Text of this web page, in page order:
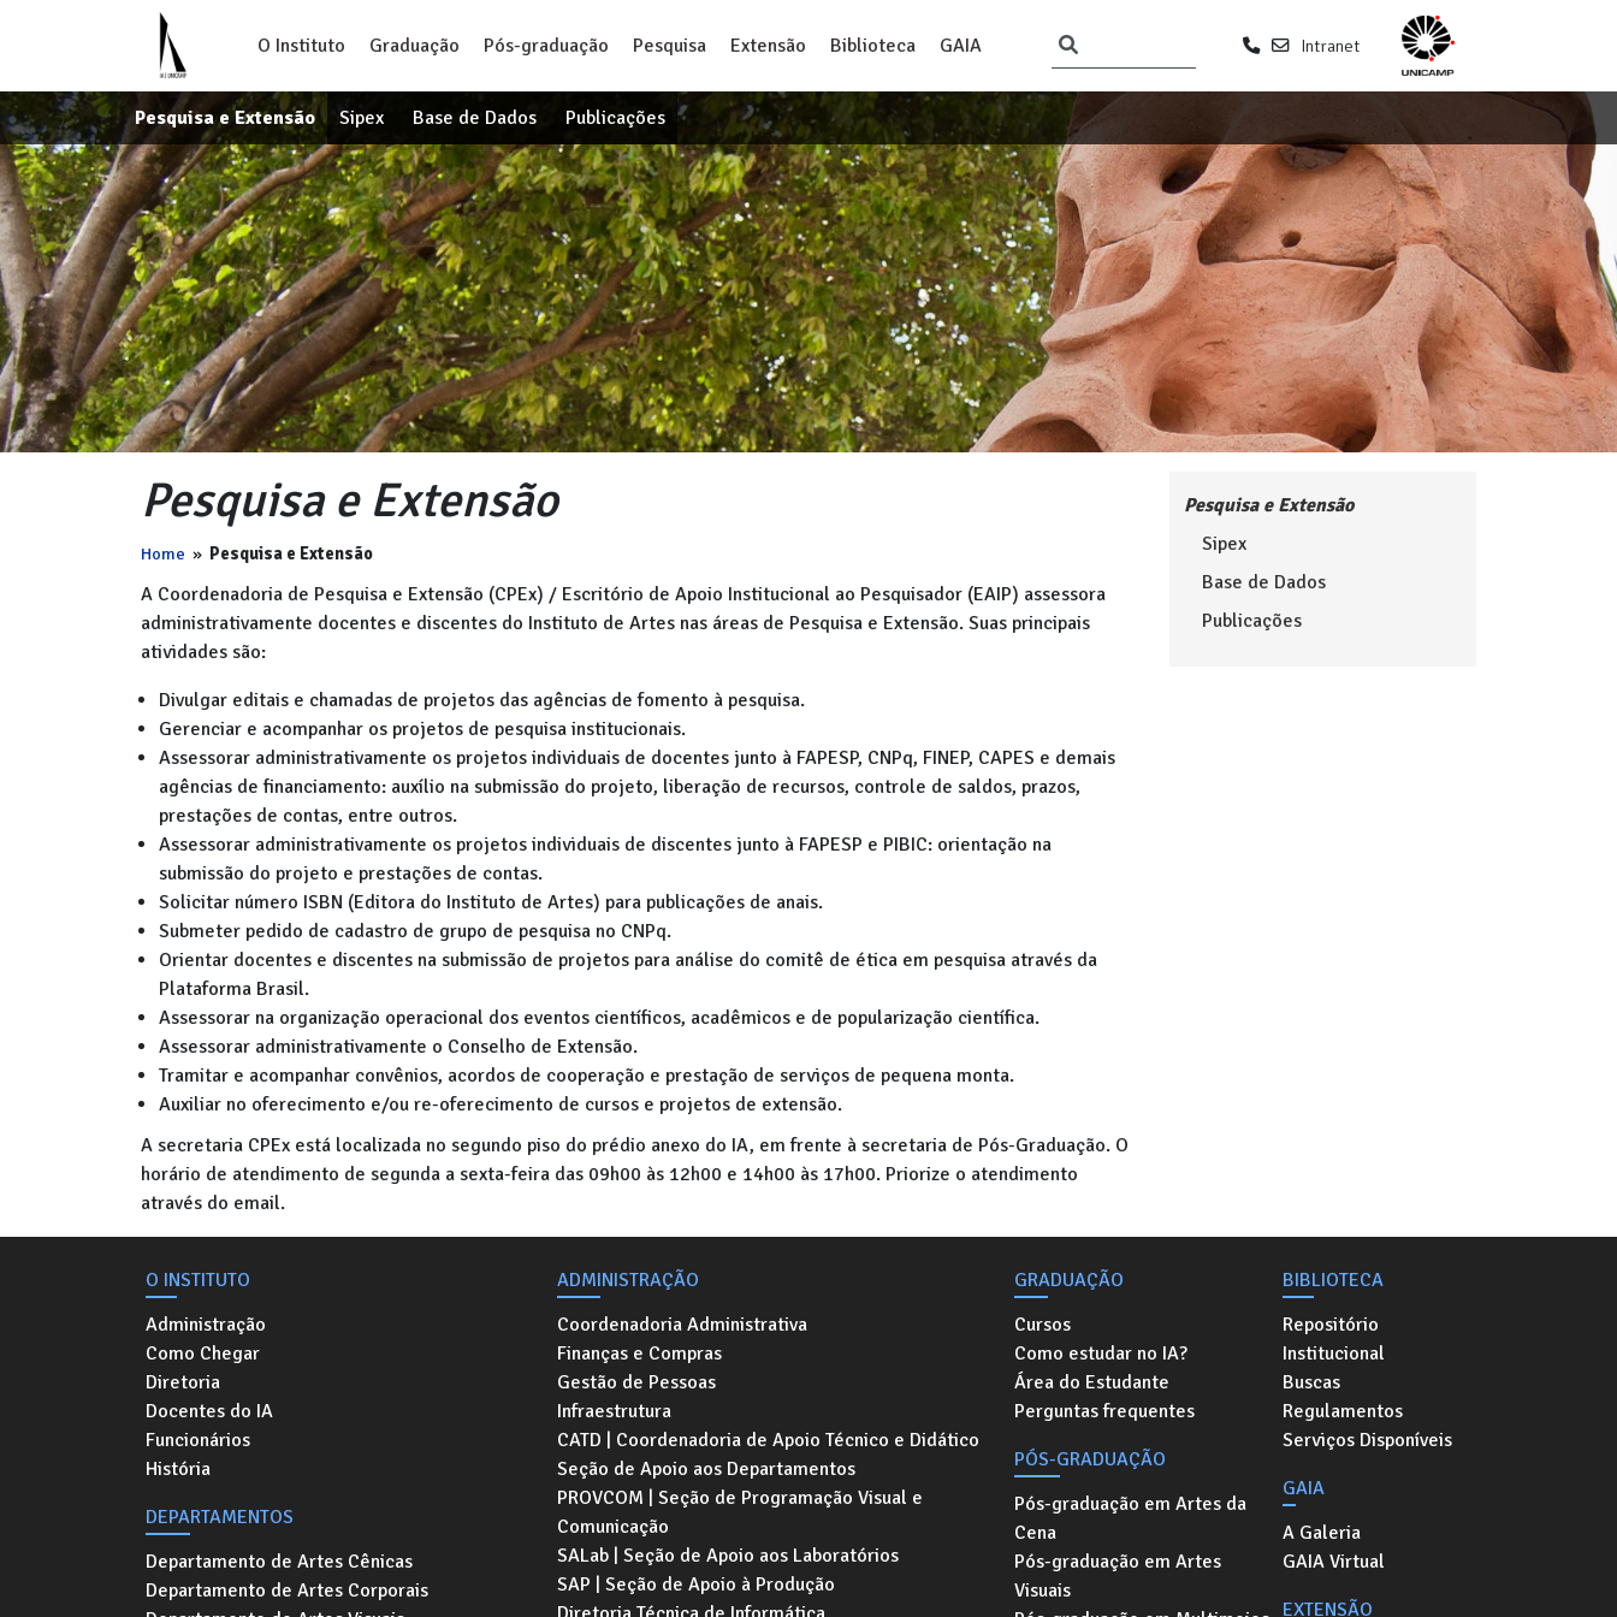
O Instituto Graduação Pós-graduação Pesquisa Extensão Biblioteca GAIA Intranet
Pesquisa e Extensão Sipex Base de Dados Publicações
Pesquisa e Extensão
Home » Pesquisa e Extensão
A Coordenadoria de Pesquisa e Extensão (CPEx) / Escritório de Apoio Institucional ao Pesquisador (EAIP) assessora
administrativamente docentes e discentes do Instituto de Artes nas áreas de Pesquisa e Extensão. Suas principais
atividades são:
Divulgar editais e chamadas de projetos das agências de fomento à pesquisa.
Gerenciar e acompanhar os projetos de pesquisa institucionais.
Assessorar administrativamente os projetos individuais de docentes junto à FAPESP, CNPq, FINEP, CAPES e demais
agências de financiamento: auxílio na submissão do projeto, liberação de recursos, controle de saldos, prazos,
prestações de contas, entre outros.
Assessorar administrativamente os projetos individuais de discentes junto à FAPESP e PIBIC: orientação na
submissão do projeto e prestações de contas.
Solicitar número ISBN (Editora do Instituto de Artes) para publicações de anais.
Submeter pedido de cadastro de grupo de pesquisa no CNPq.
Orientar docentes e discentes na submissão de projetos para análise do comitê de ética em pesquisa através da
Plataforma Brasil.
Assessorar na organização operacional dos eventos científicos, acadêmicos e de popularização científica.
Assessorar administrativamente o Conselho de Extensão.
Tramitar e acompanhar convênios, acordos de cooperação e prestação de serviços de pequena monta.
Auxiliar no oferecimento e/ou re-oferecimento de cursos e projetos de extensão.
A secretaria CPEx está localizada no segundo piso do prédio anexo do IA, em frente à secretaria de Pós-Graduação. O
horário de atendimento de segunda a sexta-feira das 09h00 às 12h00 e 14h00 às 17h00. Priorize o atendimento
através do email.
Pesquisa e Extensão
Sipex
Base de Dados
Publicações
O INSTITUTO
Administração
Como Chegar
Diretoria
Docentes do IA
Funcionários
História
DEPARTAMENTOS
Departamento de Artes Cênicas
Departamento de Artes Corporais
ADMINISTRAÇÃO
Coordenadoria Administrativa
Finanças e Compras
Gestão de Pessoas
Infraestrutura
CATD | Coordenadoria de Apoio Técnico e Didático
Seção de Apoio aos Departamentos
PROVCOM | Seção de Programação Visual e
Comunicação
SALab | Seção de Apoio aos Laboratórios
SAP | Seção de Apoio à Produção
GRADUAÇÃO
Cursos
Como estudar no IA?
Área do Estudante
Perguntas frequentes
PÓS-GRADUAÇÃO
Pós-graduação em Artes da
Cena
Pós-graduação em Artes
Visuais
BIBLIOTECA
Repositório
Institucional
Buscas
Regulamentos
Serviços Disponíveis
GAIA
A Galeria
GAIA Virtual
EXTENSÃO